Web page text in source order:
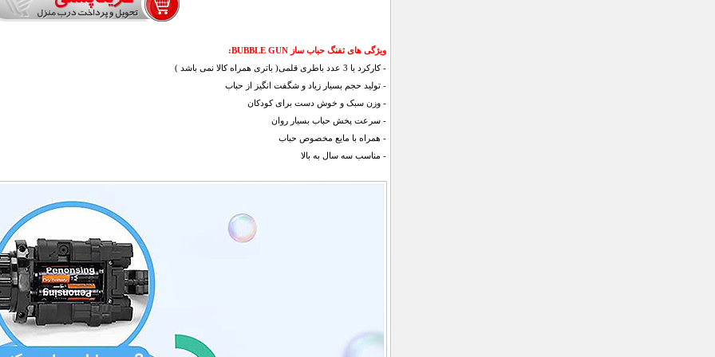
ویژگی های تفنگ حباب ساز BUBBLE GUN:
- کارکرد با 3 عدد باطری قلمی( باتری همراه کالا نمی باشد )
- تولید حجم بسیار زیاد و شگفت انگیز از حباب
- وزن سبک و خوش دست برای کودکان
- سرعت پخش حباب بسیار روان
- همراه با مایع مخصوص حباب
- مناسب سه سال به بالا